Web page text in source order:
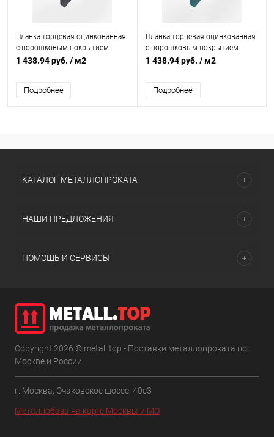
Планка торцевая оцинкованная
с порошковым покрытием
0,45мм ширина более 625 мм
1 438.94 руб. / м2
Подробнее
Планка торцевая оцинкованная
с порошковым покрытием
0,45мм ширина более 625 мм
1 438.94 руб. / м2
Подробнее
КАТАЛОГ МЕТАЛЛОПРОКАТА
НАШИ ПРЕДЛОЖЕНИЯ
ПОМОЩЬ И СЕРВИСЫ
Copyright 2026 © metall.top - Поставки металлопроката по
Москве и России
г. Москва, Очаковское шоссе, 40с3
Металлобаза на карте Москвы и МО